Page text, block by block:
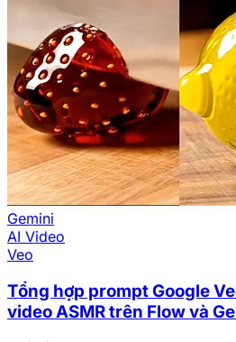
Gemini
AI Video
Veo
Tổng hợp prompt Google
video ASMR trên Flow và